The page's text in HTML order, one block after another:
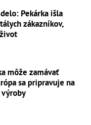
Pekárka išla
zákazníkov,
môže zamávať
sa pripravuje na